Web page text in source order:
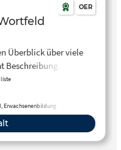
OER
Überblick über viele
Beschreibung.
Erwachsenenbildung